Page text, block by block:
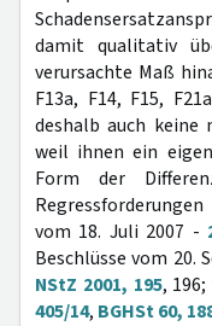
damit qualitativ
verursachte Maß
F13a, F14, F15,
deshalb auch keine
weil ihnen ein
Form der
vom 18. Juli 2007 -
Beschlüsse vom 20.
NStZ 2001, 195,
405/14, BGHSt 60,